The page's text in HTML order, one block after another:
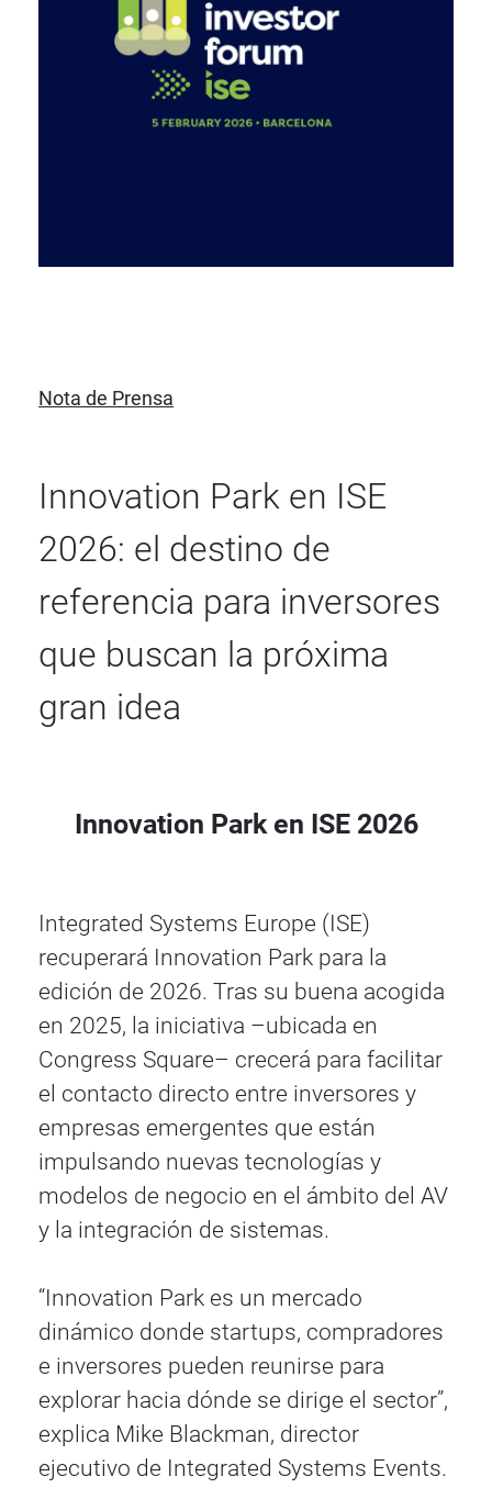
Nota de Prensa
Innovation Park en ISE
2026: el destino de
referencia para inversores
que buscan la próxima
gran idea
Innovation Park en ISE 2026
Integrated Systems Europe (ISE)
recuperará Innovation Park para la
edición de 2026. Tras su buena acogida
en 2025, la iniciativa –ubicada en
Congress Square– crecerá para facilitar
el contacto directo entre inversores y
empresas emergentes que están
impulsando nuevas tecnologías y
modelos de negocio en el ámbito del AV
y la integración de sistemas.
“Innovation Park es un mercado
dinámico donde startups, compradores
e inversores pueden reunirse para
explorar hacia dónde se dirige el sector”,
explica Mike Blackman, director
ejecutivo de Integrated Systems Events.